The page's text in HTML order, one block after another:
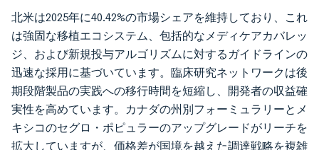
北米は2025年に40.42%の市場シェアを維持しており、これ
は強固な移植エコシステム、包括的なメディケアカバレッ
ジ、および新規投与アルゴリズムに対するガイドラインの
迅速な採用に基づいています。臨床研究ネットワークは後
期段階製品の実践への移行時間を短縮し、開発者の収益確
実性を高めています。カナダの州別フォーミュラリーとメ
キシコのセグロ・ポピュラーのアップグレードがリーチを
拡大していますが、価格差が国境を越えた調達戦略を複雑